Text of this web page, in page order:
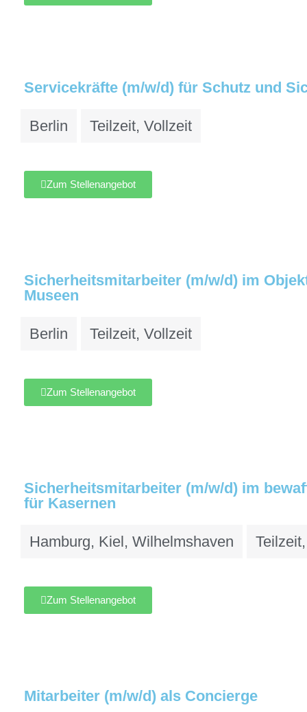
Servicekräfte (m/w/d) für Schutz und
Berlin Teilzeit, Vollzeit
Zum Stellenangebot
Sicherheitsmitarbeiter (m/w/d) im
Museen
Berlin Teilzeit, Vollzeit
Zum Stellenangebot
Sicherheitsmitarbeiter (m/w/d) im
für Kasernen
Hamburg, Kiel, Wilhelmshaven Teilzeit
Zum Stellenangebot
Mitarbeiter (m/w/d) als Concierge